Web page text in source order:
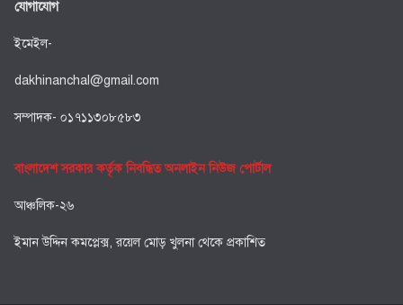
যোগাযোগ
ইমেইল-
dakhinanchal@gmail.com
সম্পাদক- ০১৭১১৩০৮৫৮৩
বাংলাদেশ সরকার কর্তৃক নিবন্ধিত অনলাইন নিউজ পোর্টাল
আঞ্চলিক-২৬
ইমান উদ্দিন কমপ্লেক্স, রয়েল মোড় খুলনা থেকে প্রকাশিত